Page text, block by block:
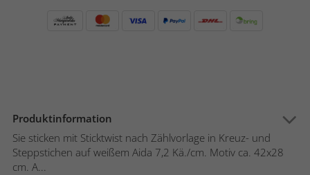
Produktinformation
Sie sticken mit Sticktwist nach Zählvorlage in Kreuz- und
Steppstichen auf weißem Aida 7,2 Kä./cm. Motiv ca. 42x28
cm. A...